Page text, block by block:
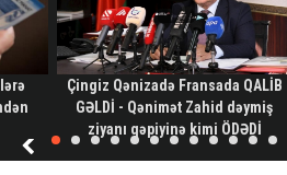
Çingiz Qənizadə Fransada QALİB
GƏLDİ - Qənimət Zahid dəymiş
ziyanı qəpiyinə kimi ÖDƏDİ